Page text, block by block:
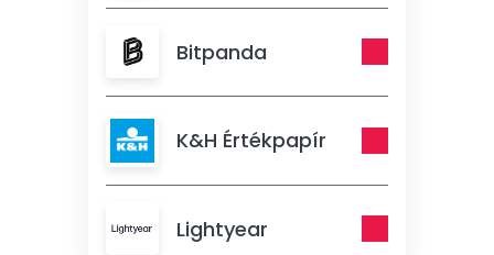
Bitpanda
K&H Értékpapír
Lightyear